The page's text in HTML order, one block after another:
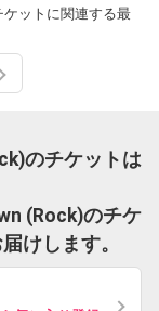
ットに関連する最
のチケットは
(Rock)のチケ
けします。